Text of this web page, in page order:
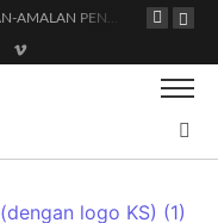
ADAKAH WARNA KHUSUS PAKAIAN BAGI WANITA SAAT MENUNAIKAN SALAT?